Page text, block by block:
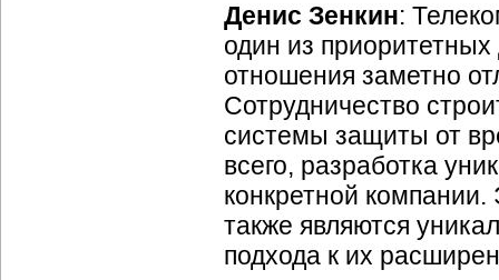
Денис Зенкин:
один из
отношения заметно
Сотрудничество
системы защиты от
всего, разработка
конкретной компании.
также являются
подхода к их